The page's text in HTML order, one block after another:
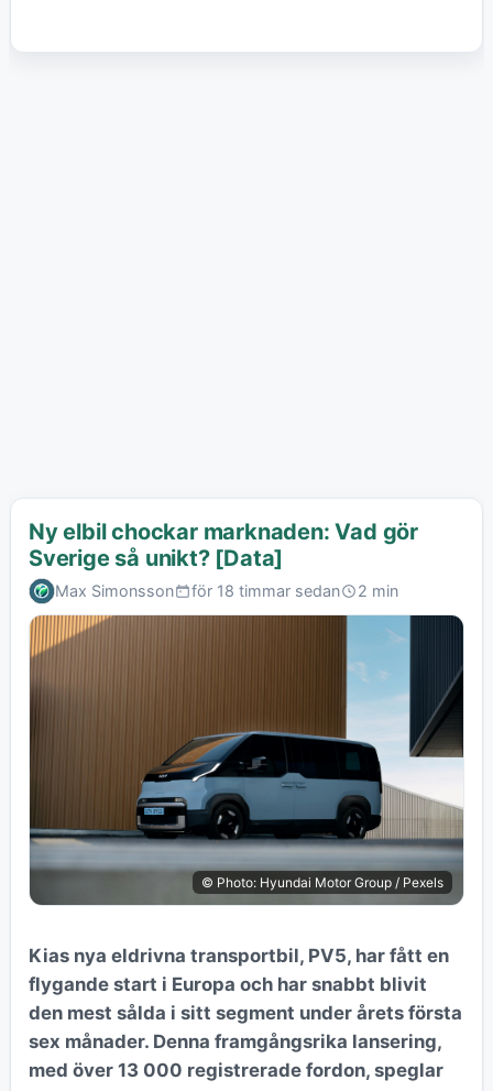
Ny elbil chockar marknaden: Vad gör
Sverige så unikt? [Data]
Max Simonsson för 18 timmar sedan 2 min
© Photo: Hyundai Motor Group / Pexels
Kias nya eldrivna transportbil, PV5, har fått en
flygande start i Europa och har snabbt blivit
den mest sålda i sitt segment under årets första
sex månader. Denna framgångsrika lansering,
med över 13 000 registrerade fordon, speglar